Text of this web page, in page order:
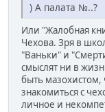
) А палата №..?
Или "Жалобная
Чехова. Зря в
"Ваньки" и
смыслят ни в
быть
знакомиться с
личное и